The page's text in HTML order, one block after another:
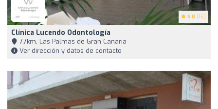
4.8 (16)
Clínica Lucendo Odontología
7,7km, Las Palmas de Gran Canaria
Ver dirección y datos de contacto